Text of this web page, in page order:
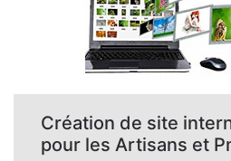
Création de site
pour les Artisans et